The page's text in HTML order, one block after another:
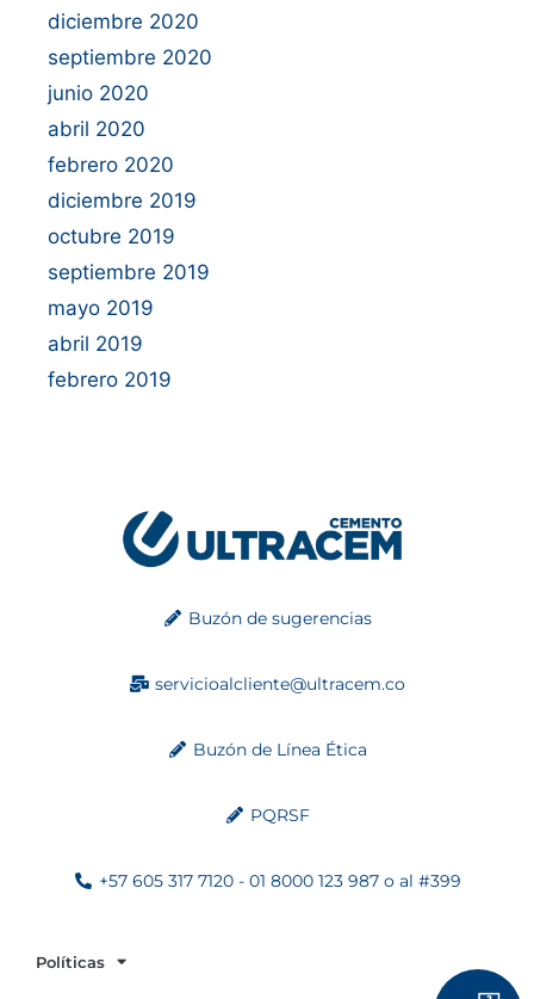
diciembre 2020
septiembre 2020
junio 2020
abril 2020
febrero 2020
diciembre 2019
octubre 2019
septiembre 2019
mayo 2019
abril 2019
febrero 2019
Buzón de sugerencias
servicioalcliente@ultracem.co
Buzón de Línea Ética
PQRSF
+57 605 317 7120 - 01 8000 123 987 o al #399
Políticas